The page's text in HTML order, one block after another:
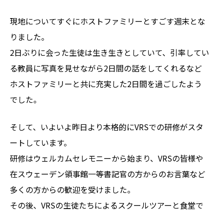
現地についてすぐにホストファミリーとすごす週末とな
りました。
2日ぶりに会った生徒は生き生きとしていて、引率してい
る教員に写真を見せながら2日間の話をしてくれるなど
ホストファミリーと共に充実した2日間を過ごしたよう
でした。
そして、いよいよ昨日より本格的にVRSでの研修がスタ
ートしています。
研修はウェルカムセレモニーから始まり、VRSの皆様や
在スウェーデン領事館一等書記官の方からのお言葉など
多くの方からの歓迎を受けました。
その後、VRSの生徒たちによるスクールツアーと食堂で